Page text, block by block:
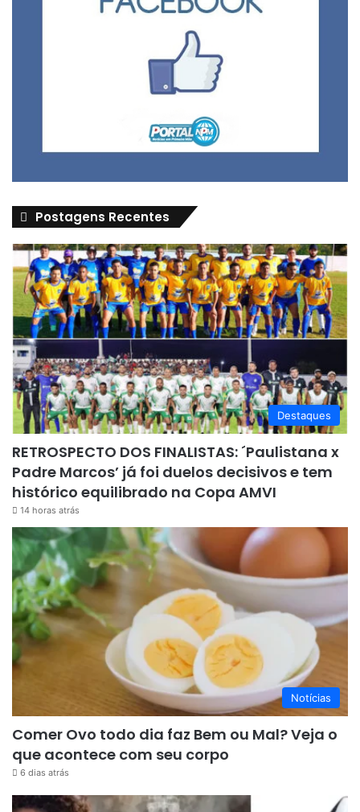
Postagens Recentes
Destaques
RETROSPECTO DOS FINALISTAS: ´Paulistana x
Padre Marcos’ já foi duelos decisivos e tem
histórico equilibrado na Copa AMVI
14 horas atrás
Notícias
Comer Ovo todo dia faz Bem ou Mal? Veja o
que acontece com seu corpo
6 dias atrás